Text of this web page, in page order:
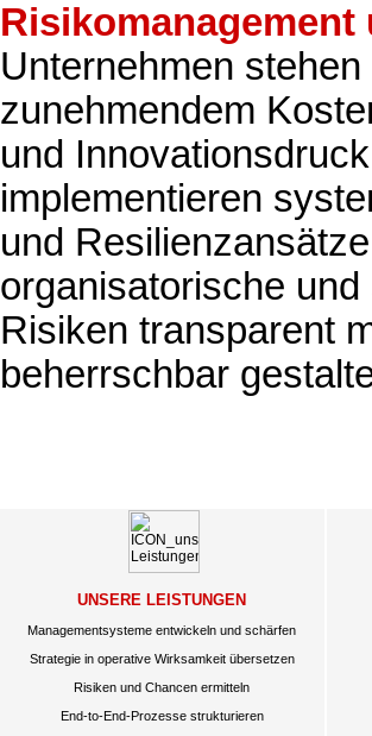
Risikomanagement
Unternehmen stehen
zunehmendem
und
implementieren
und
organisatorische
Risiken transparent
beherrschbar
UNSERE LEISTUNGEN
Managementsysteme entwickeln und schärfen
Strategie in operative Wirksamkeit übersetzen
Risiken und Chancen ermitteln
End-to-End-Prozesse strukturieren